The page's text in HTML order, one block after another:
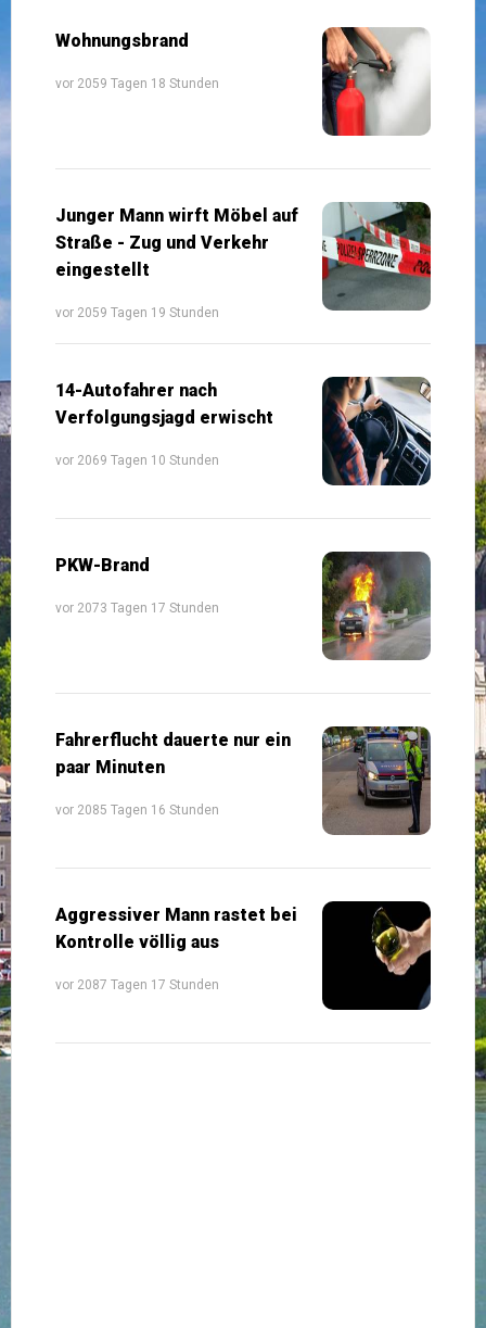
Wohnungsbrand
vor 2059 Tagen 18 Stunden
Junger Mann wirft Möbel auf
Straße - Zug und Verkehr
eingestellt
vor 2059 Tagen 19 Stunden
14-Autofahrer nach
Verfolgungsjagd erwischt
vor 2069 Tagen 10 Stunden
PKW-Brand
vor 2073 Tagen 17 Stunden
Fahrerflucht dauerte nur ein
paar Minuten
vor 2085 Tagen 16 Stunden
Aggressiver Mann rastet bei
Kontrolle völlig aus
vor 2087 Tagen 17 Stunden